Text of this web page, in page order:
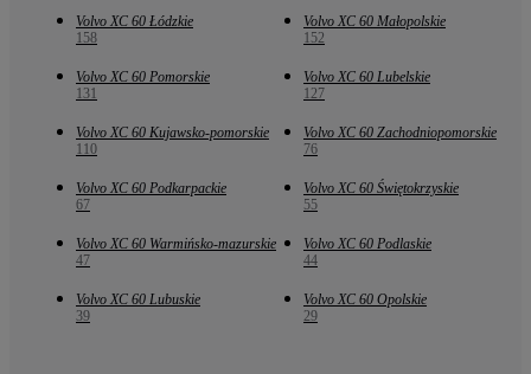
Volvo XC 60 Łódzkie
158
Volvo XC 60 Małopolskie
152
Volvo XC 60 Pomorskie
131
Volvo XC 60 Lubelskie
127
Volvo XC 60 Kujawsko-pomorskie
110
Volvo XC 60 Zachodniopomorskie
76
Volvo XC 60 Podkarpackie
67
Volvo XC 60 Świętokrzyskie
55
Volvo XC 60 Warmińsko-mazurskie
47
Volvo XC 60 Podlaskie
44
Volvo XC 60 Lubuskie
39
Volvo XC 60 Opolskie
29